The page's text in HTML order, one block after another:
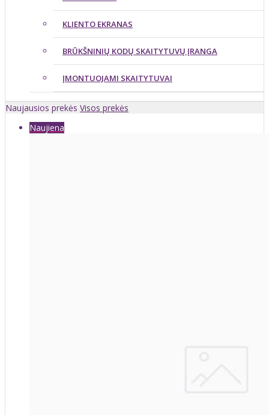
KLIENTO EKRANAS
BRŪKŠNINIŲ KODŲ SKAITYTUVŲ ĮRANGA
ĮMONTUOJAMI SKAITYTUVAI
Naujausios prekės Visos prekės
Naujiena